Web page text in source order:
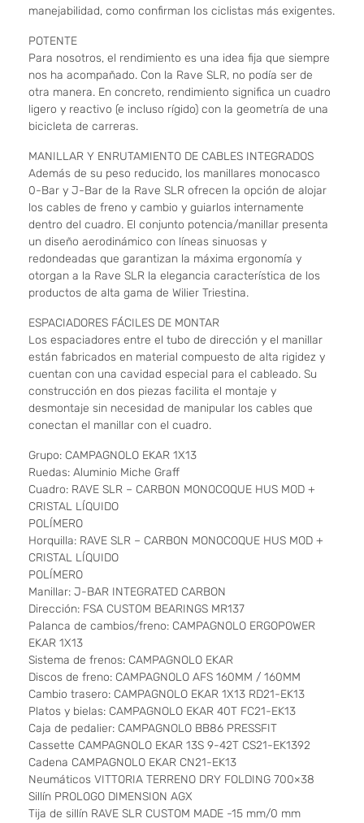
manejabilidad, como confirman los ciclistas más exigentes.
POTENTE
Para nosotros, el rendimiento es una idea fija que siempre
nos ha acompañado. Con la Rave SLR, no podía ser de
otra manera. En concreto, rendimiento significa un cuadro
ligero y reactivo (e incluso rígido) con la geometría de una
bicicleta de carreras.
MANILLAR Y ENRUTAMIENTO DE CABLES INTEGRADOS
Además de su peso reducido, los manillares monocasco
0-Bar y J-Bar de la Rave SLR ofrecen la opción de alojar
los cables de freno y cambio y guiarlos internamente
dentro del cuadro. El conjunto potencia/manillar presenta
un diseño aerodinámico con líneas sinuosas y
redondeadas que garantizan la máxima ergonomía y
otorgan a la Rave SLR la elegancia característica de los
productos de alta gama de Wilier Triestina.
ESPACIADORES FÁCILES DE MONTAR
Los espaciadores entre el tubo de dirección y el manillar
están fabricados en material compuesto de alta rigidez y
cuentan con una cavidad especial para el cableado. Su
construcción en dos piezas facilita el montaje y
desmontaje sin necesidad de manipular los cables que
conectan el manillar con el cuadro.
Grupo: CAMPAGNOLO EKAR 1X13
Ruedas: Aluminio Miche Graff
Cuadro: RAVE SLR – CARBON MONOCOQUE HUS MOD +
CRISTAL LÍQUIDO
POLÍMERO
Horquilla: RAVE SLR – CARBON MONOCOQUE HUS MOD +
CRISTAL LÍQUIDO
POLÍMERO
Manillar: J-BAR INTEGRATED CARBON
Dirección: FSA CUSTOM BEARINGS MR137
Palanca de cambios/freno: CAMPAGNOLO ERGOPOWER
EKAR 1X13
Sistema de frenos: CAMPAGNOLO EKAR
Discos de freno: CAMPAGNOLO AFS 160MM / 160MM
Cambio trasero: CAMPAGNOLO EKAR 1X13 RD21-EK13
Platos y bielas: CAMPAGNOLO EKAR 40T FC21-EK13
Caja de pedalier: CAMPAGNOLO BB86 PRESSFIT
Cassette CAMPAGNOLO EKAR 13S 9-42T CS21-EK1392
Cadena CAMPAGNOLO EKAR CN21-EK13
Neumáticos VITTORIA TERRENO DRY FOLDING 700×38
Sillín PROLOGO DIMENSION AGX
Tija de sillín RAVE SLR CUSTOM MADE -15 mm/0 mm